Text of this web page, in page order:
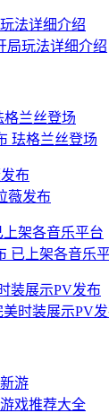
局玩法详细介绍
珐格兰丝登场
薇发布
已上架各音乐
时装展示PV
游
戏推荐大全